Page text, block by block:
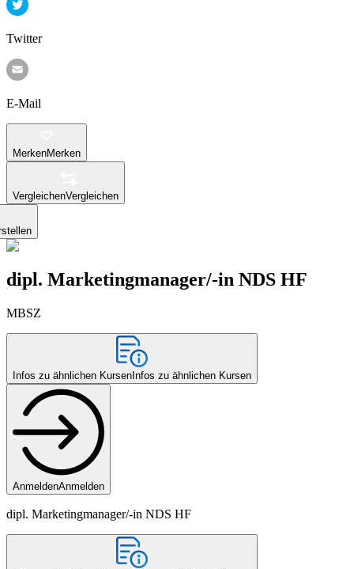
Twitter
E-Mail
MerkenMerken
VergleichenVergleichen
dipl. Marketingmanager/-in NDS HF
MBSZ
Infos zu ähnlichen Kursen Infos zu ähnlichen Kursen
AnmeldenAnmelden
dipl. Marketingmanager/-in NDS HF